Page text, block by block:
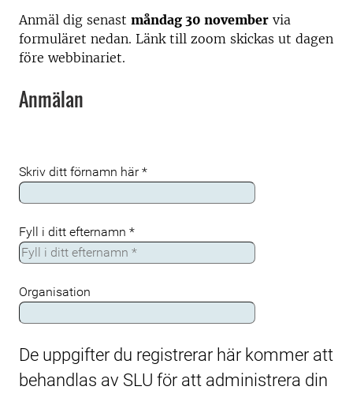
Anmäl dig senast måndag 30 november via
formuläret nedan. Länk till zoom skickas ut dagen
före webbinariet.
Anmälan
Skriv ditt förnamn här*
Fyll i ditt efternamn *
Organisation
De uppgifter du registrerar här kommer att
behandlas av SLU för att administrera din